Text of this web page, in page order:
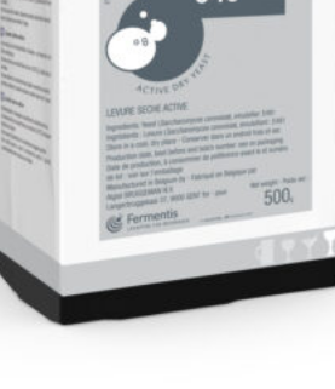
Fermentis
bebidas
cervecera seca activa
de fermentación para cerveza
funcionales para cerveza
de cerveza
seca activa para vino